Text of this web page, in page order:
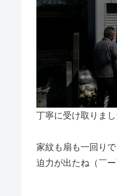
丁寧に受け取りま
家紋も扇も一回り
迫力が出たね（￣